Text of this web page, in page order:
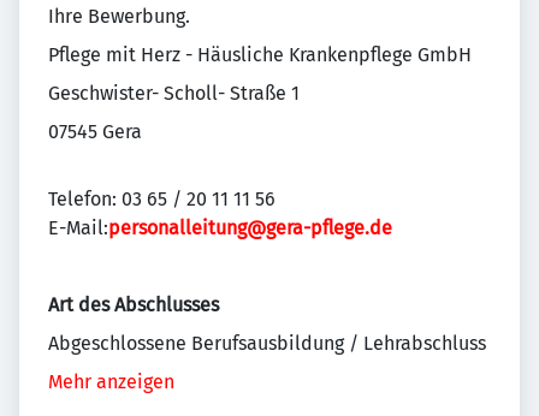
Ihre Bewerbung.
Pflege mit Herz - Häusliche Krankenpflege GmbH
Geschwister- Scholl- Straße 1
07545 Gera
Telefon: 03 65 / 20 11 11 56
E-Mail:personalleitung@gera-pflege.de
Art des Abschlusses
Abgeschlossene Berufsausbildung / Lehrabschluss
Mehr anzeigen